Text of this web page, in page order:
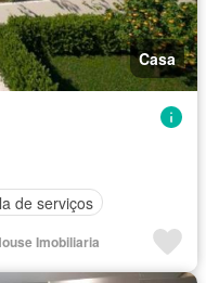
Casa
de serviços
Imobiliaria